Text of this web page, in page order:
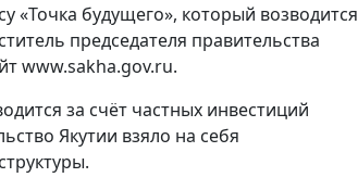
«Точка будущего», который возводится
председателя правительства
www.sakha.gov.ru.
за счёт частных инвестиций
Якутии взяло на себя